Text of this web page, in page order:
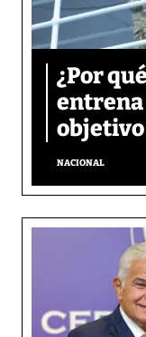
¿Por
entrena
objetivo
NACIONAL